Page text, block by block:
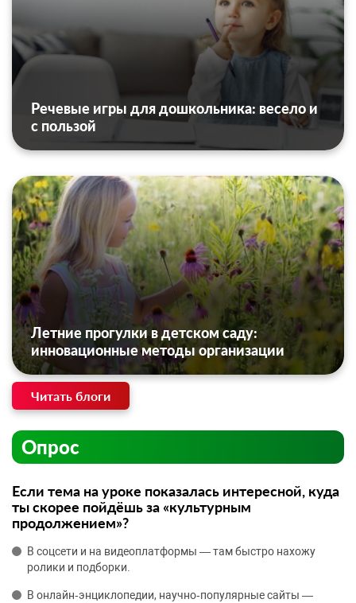
Речевые игры для дошкольника: весело и
с пользой
Летние прогулки в детском саду:
инновационные методы организации
Читать блоги
Опрос
Если тема на уроке показалась интересной, куда
ты скорее пойдёшь за «культурным
продолжением»?
В соцсети и на видеоплатформы — там быстро нахожу
ролики и подборки.
В онлайн‑энциклопедии, научно‑популярные сайты —